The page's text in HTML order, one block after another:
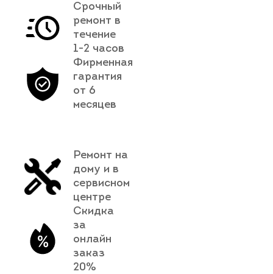
Срочный
ремонт в
течение
1-2 часов
Фирменная
гарантия
от 6
месяцев
Ремонт на
дому и в
сервисном
центре
Скидка
за
онлайн
заказ
20%